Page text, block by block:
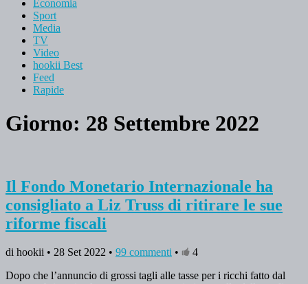
Economia
Sport
Media
TV
Video
hookii Best
Feed
Rapide
Giorno: 28 Settembre 2022
Il Fondo Monetario Internazionale ha
consigliato a Liz Truss di ritirare le sue
riforme fiscali
di hookii • 28 Set 2022 • 99 commenti •
4
Dopo che l’annuncio di grossi tagli alle tasse per i ricchi fatto dal